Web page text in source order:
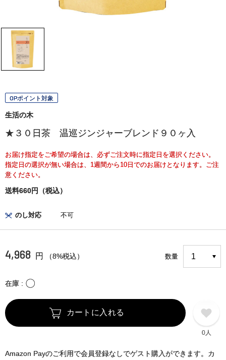
OPポイント対象
生活の木
★３０日茶 温巡ジンジャーブレンド９０ヶ入
お届け指定をご希望の場合は、必ずご注文時に指定日を選択ください。
指定日の選択が無い場合は、1週間から10日でのお届けとなります。ご注
意ください。
送料660円（税込）
のし対応 不可
4,968 円 （8%税込） 数量
在庫 〇
カートに入れる
0人
Amazon Payのご利用で会員登録なしでゲスト購入ができます。カ